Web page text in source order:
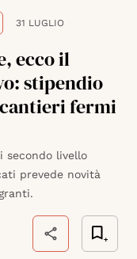
31 LUGLIO
ecco il
stipendio
fermi
secondo livello
prevede novità